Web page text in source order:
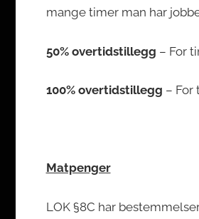
mange timer man har
50% overtidstillegg – For
100% overtidstillegg – For
Matpenger
LOK §8C har